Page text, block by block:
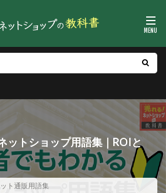
ットショップ用語集｜ROIと
ト通販用語集